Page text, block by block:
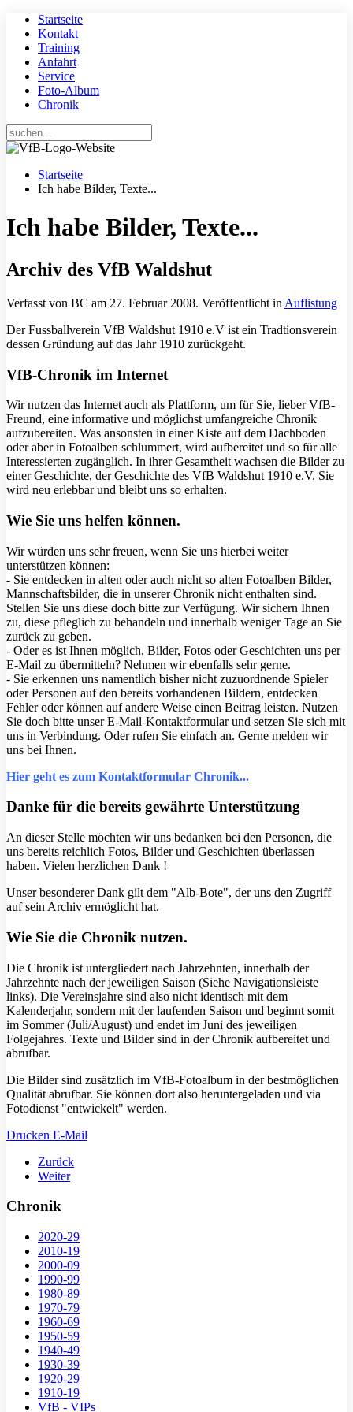
Startseite
Kontakt
Training
Anfahrt
Service
Foto-Album
Chronik
Startseite
Ich habe Bilder, Texte...
Ich habe Bilder, Texte...
Archiv des VfB Waldshut
Verfasst von BC am 27. Februar 2008. Veröffentlicht in Auflistung
Der Fussballverein VfB Waldshut 1910 e.V ist ein Tradtionsverein
dessen Gründung auf das Jahr 1910 zurückgeht.
VfB-Chronik im Internet
Wir nutzen das Internet auch als Plattform, um für Sie, lieber VfB-
Freund, eine informative und möglichst umfangreiche Chronik
aufzubereiten. Was ansonsten in einer Kiste auf dem Dachboden
oder aber in Fotoalben schlummert, wird aufbereitet und so für alle
Interessierten zugänglich. In ihrer Gesamtheit wachsen die Bilder zu
einer Geschichte, der Geschichte des VfB Waldshut 1910 e.V. Sie
wird neu erlebbar und bleibt uns so erhalten.
Wie Sie uns helfen können.
Wir würden uns sehr freuen, wenn Sie uns hierbei weiter
unterstützen können:
- Sie entdecken in alten oder auch nicht so alten Fotoalben Bilder,
Mannschaftsbilder, die in unserer Chronik nicht enthalten sind.
Stellen Sie uns diese doch bitte zur Verfügung. Wir sichern Ihnen
zu, diese pfleglich zu behandeln und innerhalb weniger Tage an Sie
zurück zu geben.
- Oder es ist Ihnen möglich, Bilder, Fotos oder Geschichten uns per
E-Mail zu übermitteln? Nehmen wir ebenfalls sehr gerne.
- Sie erkennen uns namentlich bisher nicht zuzuordnende Spieler
oder Personen auf den bereits vorhandenen Bildern, entdecken
Fehler oder können auf andere Weise einen Beitrag leisten. Nutzen
Sie doch bitte unser E-Mail-Kontaktformular und setzen Sie sich mit
uns in Verbindung. Oder rufen Sie einfach an. Gerne melden wir
uns bei Ihnen.
Hier geht es zum Kontaktformular Chronik...
Danke für die bereits gewährte Unterstützung
An dieser Stelle möchten wir uns bedanken bei den Personen, die
uns bereits reichlich Fotos, Bilder und Geschichten überlassen
haben. Vielen herzlichen Dank !
Unser besonderer Dank gilt dem "Alb-Bote", der uns den Zugriff
auf sein Archiv ermöglicht hat.
Wie Sie die Chronik nutzen.
Die Chronik ist untergliedert nach Jahrzehnten, innerhalb der
Jahrzehnte nach der jeweiligen Saison (Siehe Navigationsleiste
links). Die Vereinsjahre sind also nicht identisch mit dem
Kalenderjahr, sondern mit der laufenden Saison und beginnt somit
im Sommer (Juli/August) und endet im Juni des jeweiligen
Folgejahres. Texte und Bilder sind in der Chronik aufbereitet und
abrufbar.
Die Bilder sind zusätzlich im VfB-Fotoalbum in der bestmöglichen
Qualität abrufbar. Sie können dort also heruntergeladen und via
Fotodienst "entwickelt" werden.
Drucken E-Mail
Zurück
Weiter
Chronik
2020-29
2010-19
2000-09
1990-99
1980-89
1970-79
1960-69
1950-59
1940-49
1930-39
1920-29
1910-19
VfB - VIPs